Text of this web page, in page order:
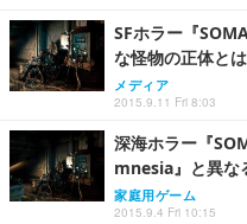
SFホラー『
な怪物の正体と
メディア
2015.9.11 Fri 8:03
深海ホラー『
mnesia』と異な
家庭用ゲーム
2015.9.4 Fri 10:15